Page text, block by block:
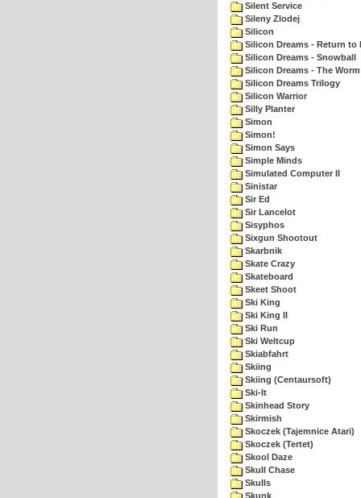
Silent Service
Sileny Zlodej
Silicon
Silicon Dreams - Return to
Silicon Dreams - Snowball
Silicon Dreams - The
Silicon Dreams Trilogy
Silicon Warrior
Silly Planter
Simon
Simon!
Simon Says
Simple Minds
Simulated Computer II
Sinistar
Sir Ed
Sir Lancelot
Sisyphos
Sixgun Shootout
Skarbnik
Skate Crazy
Skateboard
Skeet Shoot
Ski King
Ski King II
Ski Run
Ski Weltcup
Skiabfahrt
Skiing
Skiing (Centaursoft)
Ski-It
Skinhead Story
Skirmish
Skoczek (Tajemnice Atari)
Skoczek (Tertet)
Skool Daze
Skull Chase
Skulls
Skunk